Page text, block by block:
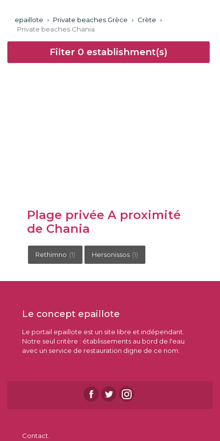
epaillote › Private beaches Grèce › Crète ›
Private beaches Chania
Filter 0 establishment(s)
Plage privée A proximité
de Chania
Rethimno (1) Hersonissos (1)
Le concept epaillote
Le portail epaillote est un site libre et indépendant.
Notre seul critère : établissements au bord de l'eau
avec un service de restauration digne de ce nom.
Contact.